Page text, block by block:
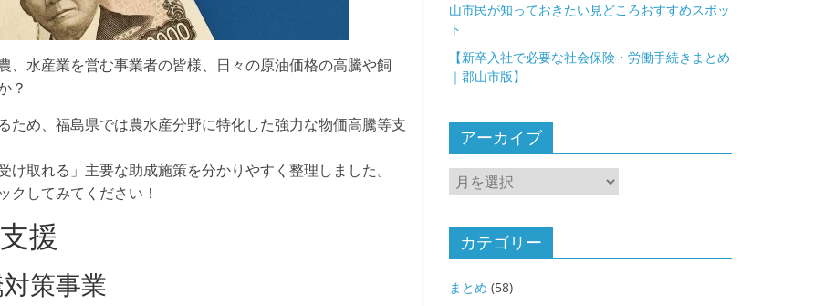
、水産業を営む事業者の皆様、日々の原油価格の高騰や飼
？
ため、福島県では農水産分野に特化した強力な物価高騰等支
取れる」主要な助成施策を分かりやすく整理しました。
クしてみてください！
援
策事業
山市民が知っておきたい見どころおすすめスポッ
ト
【新卒入社で必要な社会保険・労働手続きまとめ
｜郡山市版】
アーカイブ
ア
ー
ブ
カテゴリー
まとめ (58)